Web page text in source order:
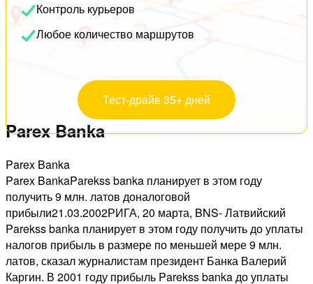
Контроль курьеров
Любое количество маршрутов
Тест-драйв 35+ дней
Parex Banka
Parex Banka
Parex BankaParekss banka планирует в этом году
получить 9 млн. латов доналоговой
прибыли21.03.2002РИГА, 20 марта, BNS- Латвийский
Parekss banka планирует в этом году получить до уплаты
налогов прибыль в размере по меньшей мере 9 млн.
латов, сказал журналистам президент Банка Валерий
Каргин. В 2001 году прибыль Parekss banka до уплаты